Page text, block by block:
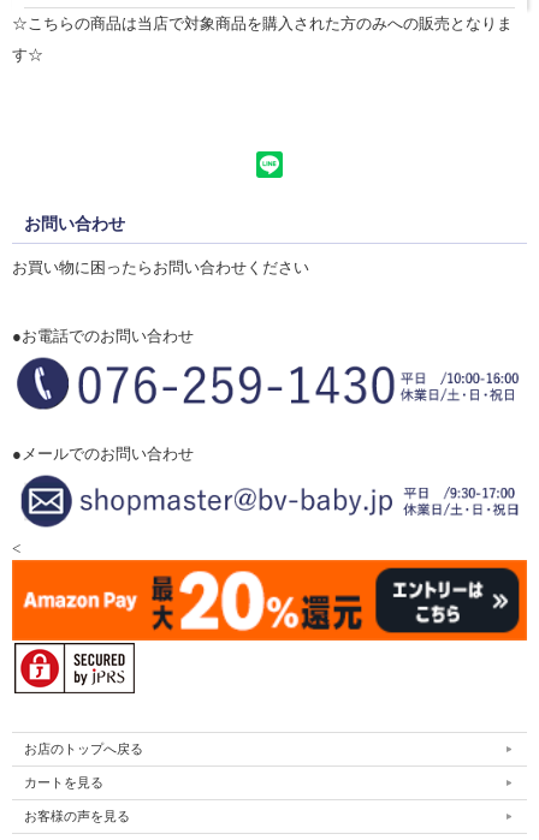
☆こちらの商品は当店で対象商品を購入された方のみへの販売となりま
す☆
お問い合わせ
お買い物に困ったらお問い合わせください
●お電話でのお問い合わせ
●メールでのお問い合わせ
<
お店のトップへ戻る
カートを見る
お客様の声を見る